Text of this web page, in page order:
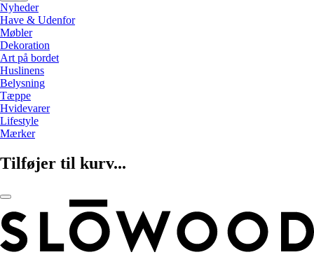
Nyheder
Have & Udenfor
Møbler
Dekoration
Art på bordet
Huslinens
Belysning
Tæppe
Hvidevarer
Lifestyle
Mærker
Tilføjer til kurv...